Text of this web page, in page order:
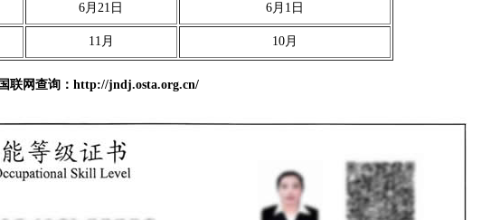
6月21日 6月1日
11月 10月
联网查询：http://jndj.osta.org.cn/